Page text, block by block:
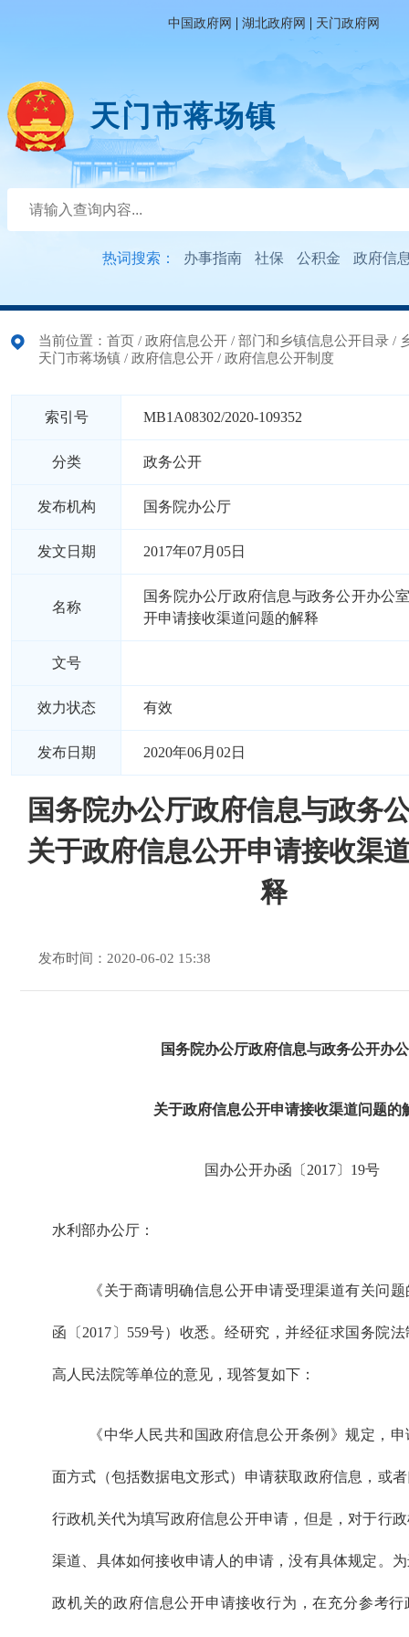
中国政府网 | 湖北政府网 | 天门政府网
天门市蒋场镇
热词搜索： 办事指南 社保 公积金 政府信
当前位置： 首页 / 政府信息公开 / 部门和乡镇信息公开目录 /
天门市蒋场镇 / 政府信息公开 / 政府信息公开制度
索引号 MB1A08302/2020-109352
分类 政务公开
发布机构 国务院办公厅
发文日期 2017年07月05日
名称
国务院办公厅政府信息与政务公开办公
开申请接收渠道问题的解释
文号
效力状态 有效
发布日期 2020年06月02日
国务院办公厅政府信息与政务
关于政府信息公开申请接收渠
释
发布时间：2020-06-02 15:38
国务院办公厅政府信息与政务公开办
关于政府信息公开申请接收渠道问题的
国办公开办函〔2017〕19号
水利部办公厅：
《关于商请明确信息公开申请受理渠道有关问
函〔2017〕559号）收悉。经研究，并经征求国务院
高人民法院等单位的意见，现答复如下：
《中华人民共和国政府信息公开条例》规定，
面方式（包括数据电文形式）申请获取政府信息，或
行政机关代为填写政府信息公开申请，但是，对于行
渠道、具体如何接收申请人的申请，没有具体规定。
政机关的政府信息公开申请接收行为，在充分参考行